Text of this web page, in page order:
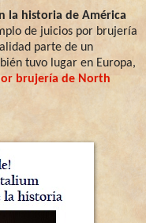
la historia de América
de juicios por brujería
parte de un
tuvo lugar en Europa,
brujería de North